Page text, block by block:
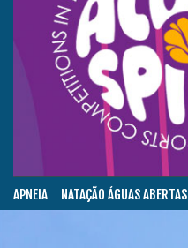
APNEIA NATAÇÃO ÁGUAS ABERTAS